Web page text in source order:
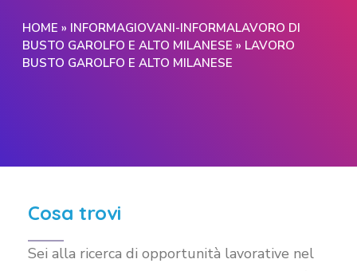
HOME » INFORMAGIOVANI-INFORMALAVORO DI
BUSTO GAROLFO E ALTO MILANESE » LAVORO
BUSTO GAROLFO E ALTO MILANESE
Cosa trovi
Sei alla ricerca di opportunità lavorative nel